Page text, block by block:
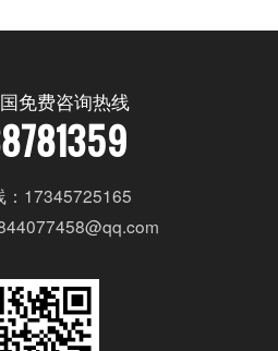
免费咨询热线
：17345725165